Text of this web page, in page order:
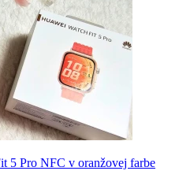
5 Pro NFC v oranžovej farbe